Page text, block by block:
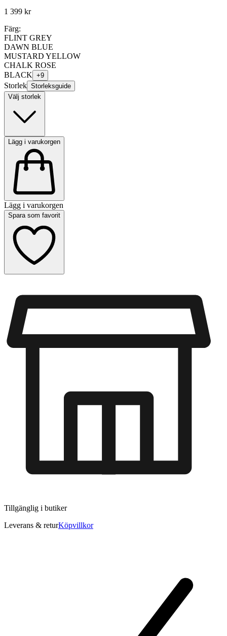
1 399 kr
Färg:
FLINT GREY
DAWN BLUE
MUSTARD YELLOW
CHALK ROSE
BLACK +9
Storlek Storleksguide
Välj storlek
Lägg i varukorgen
Lägg i varukorgen
Spara som favorit
Tillgänglig i butiker
Leverans & returKöpvillkor